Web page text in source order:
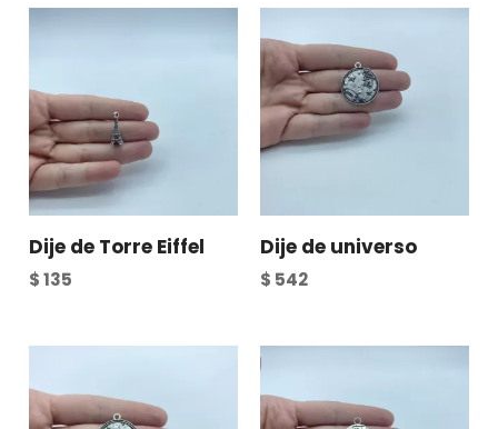
Dije de Torre Eiffel
$135
Dije de universo
$ 542